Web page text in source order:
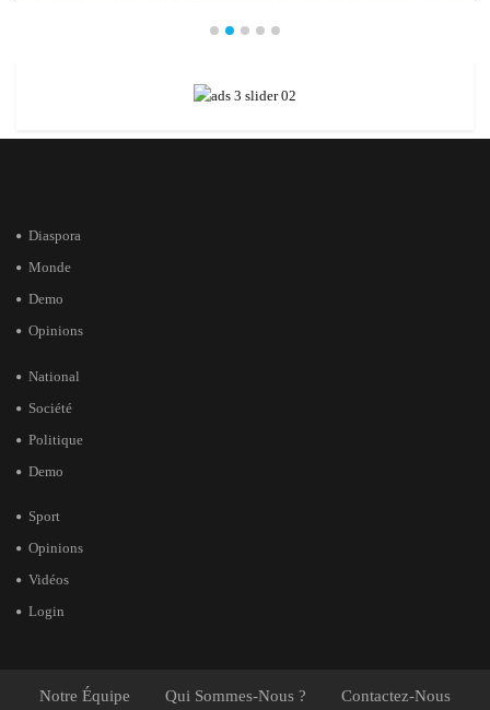
Diaspora
Monde
Demo
Opinions
National
Société
Politique
Demo
Sport
Opinions
Vidéos
Login
Notre Équipe Qui Sommes-Nous ? Contactez-Nous